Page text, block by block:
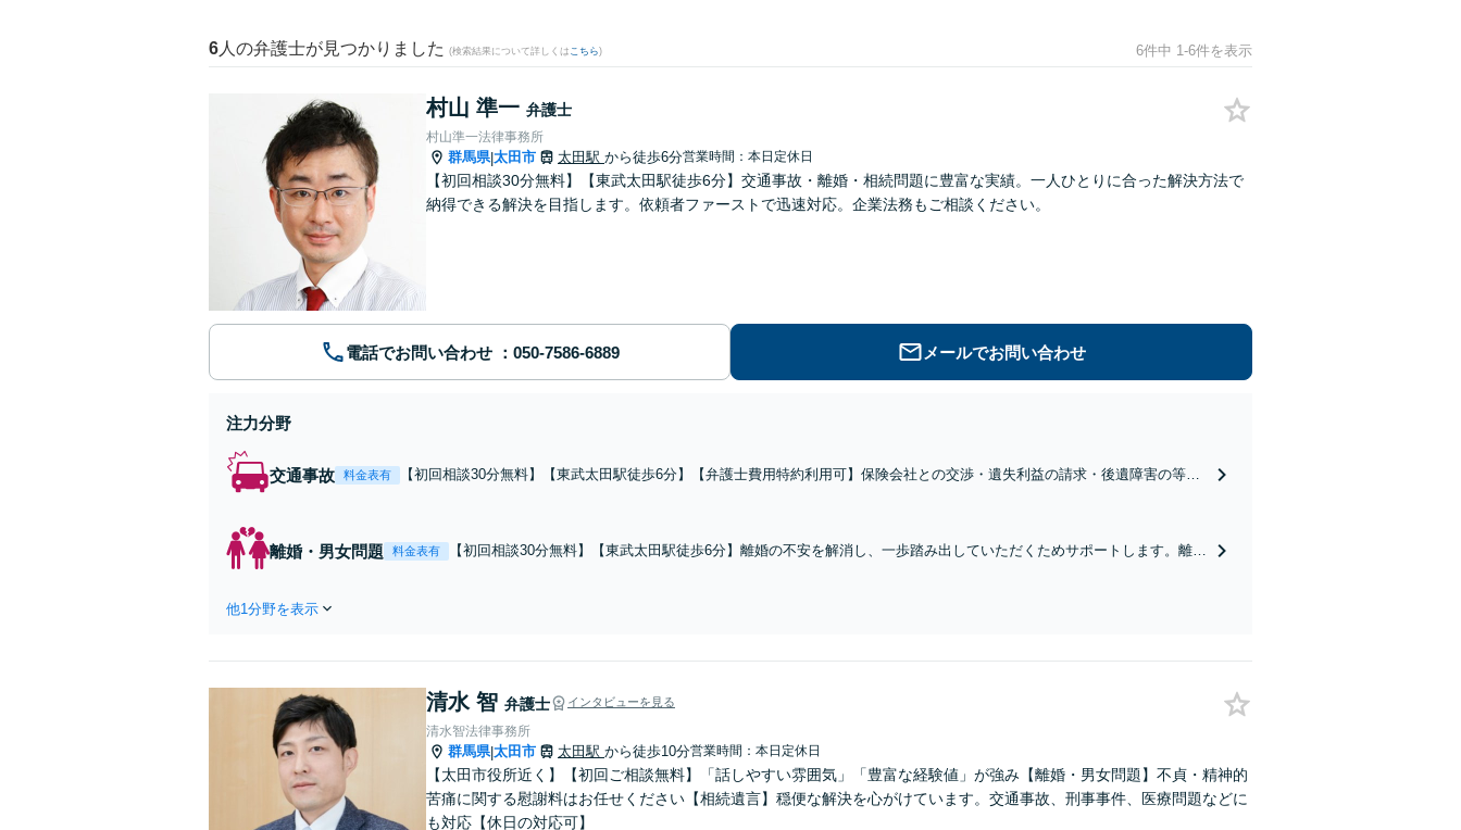
6 人の弁護士が見つかりました (検索結果について詳しくは こちら) 6件中 1-6件を表示
村山 準一 弁護士
村山準一法律事務所
群馬県|太田市 太田駅 から徒歩6分営業時間：本日定休日
【初回相談30分無料】【東武太田駅徒歩6分】交通事故・離婚・相続問題に豊富な実績。一人ひとりに合った解決方法で
納得できる解決を目指します。依頼者ファーストで迅速対応。企業法務もご相談ください。
電話でお問い合わせ メールでお問い合わせ
注力分野
交通事故 料金表有
【初回相談30分無料】【東武太田駅徒歩6分】【弁護士費用特約利用可】保険会社との交渉・遺失利益の請求・後遺障害の等級
離婚・男女問題 料金表有
【初回相談30分無料】【東武太田駅徒歩6分】離婚の不安を解消し、一歩踏み出していただくためサポートします。離
他1分野を表示
清水 智 弁護士 インタビューを見る
清水智法律事務所
群馬県|太田市 太田駅 から徒歩10分営業時間：本日定休日
【太田市役所近く】【初回ご相談無料】「話しやすい雰囲気」「豊富な経験値」が強み【離婚・男女問題】不貞・精神的
苦痛に関する慰謝料はお任せください【相続遺言】穏便な解決を心がけています。交通事故、刑事事件、医療問題などに
も対応【休日の対応可】